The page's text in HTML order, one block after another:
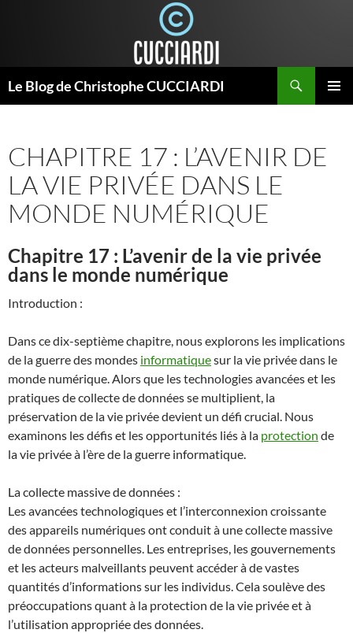
Le Blog de Christophe CUCCIARDI
CHAPITRE 17 : L’AVENIR DE
LA VIE PRIVÉE DANS LE
MONDE NUMÉRIQUE
Chapitre 17 : L’avenir de la vie privée
dans le monde numérique
Introduction :
Dans ce dix-septième chapitre, nous explorons les implications
de la guerre des mondes informatiquesur la vie privée dans le
monde numérique. Alors que les technologies avancées et les
pratiques de collecte de données se multiplient, la
préservation de la vie privée devient un défi crucial. Nous
examinons les défis et les opportunités liés à la protection de
la vie privée à l’ère de la guerre informatique.
La collecte massive de données :
Les avancées technologiques et l’interconnexion croissante
des appareils numériques ont conduit à une collecte massive
de données personnelles. Les entreprises, les gouvernements
et les acteurs malveillants peuvent accéder à de vastes
quantités d’informations sur les individus. Cela soulève des
préoccupations quant à la protection de la vie privée et à
l’utilisation appropriée des données.